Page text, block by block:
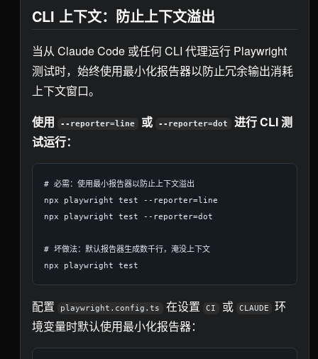
CLI 上下文：防止上下文溢出
当从 Claude Code 或任何 CLI 代理运行 Playwright
测试时，始终使用最小化报告器以防止冗余输出消耗
上下文窗口。
使用
--reporter=line 或 --reporter=dot
进行 CLI 测
试运行：
# 必需：使用最小报告器以防止上下文溢出
npx playwright test --reporter=line
npx playwright test --reporter=dot
# 坏做法：默认报告器生成数千行，淹没上下文
配置 playwright.config.ts 在设置 CI 或 CLAUDE
环
境变量时默认使用最小化报告器：